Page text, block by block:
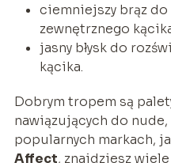
ciemniejszy brąz
zewnętrznego
jasny błysk do
kącika.
Dobrym tropem są
nawiązujących do
popularnych markach,
Affect, znajdziesz